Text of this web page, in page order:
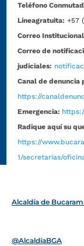
Teléfono
Líneagratuita: +57
Correo
Correo de
judiciales:
Canal de denuncia
https://
Emergencia:
Radique aquí su
https://
1/secretarias/
Alcaldía de
@AlcaldíaBGA